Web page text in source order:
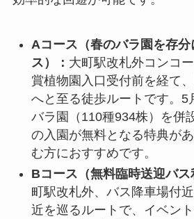
Aコース（春のバラ園を存
ス）： 大町駅改札外コンコ
賞植物園入口受付前を経て
へと至る徒歩ルートです。5
バラ園（110種934株）を併
の入園が無料となる特典が
む方におすすめです。
Bコース（無料臨時送迎バス
町駅改札外、バス降車場付
近を巡るルートで、イベン